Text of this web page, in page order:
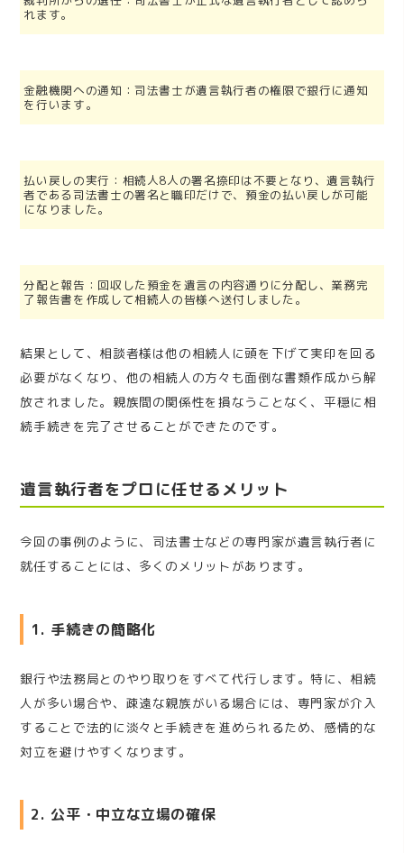
れます。
金融機関への通知：司法書士が遺言執行者の権限で銀行に通知
を行います。
払い戻しの実行：相続人8人の署名捺印は不要となり、遺言執行
者である司法書士の署名と職印だけで、預金の払い戻しが可能
になりました。
分配と報告：回収した預金を遺言の内容通りに分配し、業務完
了報告書を作成して相続人の皆様へ送付しました。
結果として、相談者様は他の相続人に頭を下げて実印を回る
必要がなくなり、他の相続人の方々も面倒な書類作成から解
放されました。親族間の関係性を損なうことなく、平穏に相
続手続きを完了させることができたのです。
遺言執行者をプロに任せるメリット
今回の事例のように、司法書士などの専門家が遺言執行者に
就任することには、多くのメリットがあります。
1. 手続きの簡略化
銀行や法務局とのやり取りをすべて代行します。特に、相続
人が多い場合や、疎遠な親族がいる場合には、専門家が介入
することで法的に淡々と手続きを進められるため、感情的な
対立を避けやすくなります。
2. 公平・中立な立場の確保